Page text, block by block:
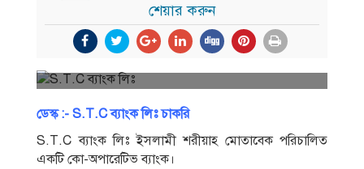
শেয়ার করুন
ডেস্ক :- S.T.C ব্যাংক লিঃ চাকরি
S.T.C ব্যাংক লিঃ ইসলামী শরীয়াহ মােতাবেক পরিচালিত
একটি কো-অপারেটিভ ব্যাংক।